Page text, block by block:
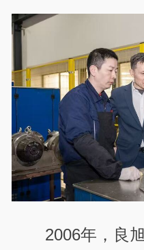
2006年， 良